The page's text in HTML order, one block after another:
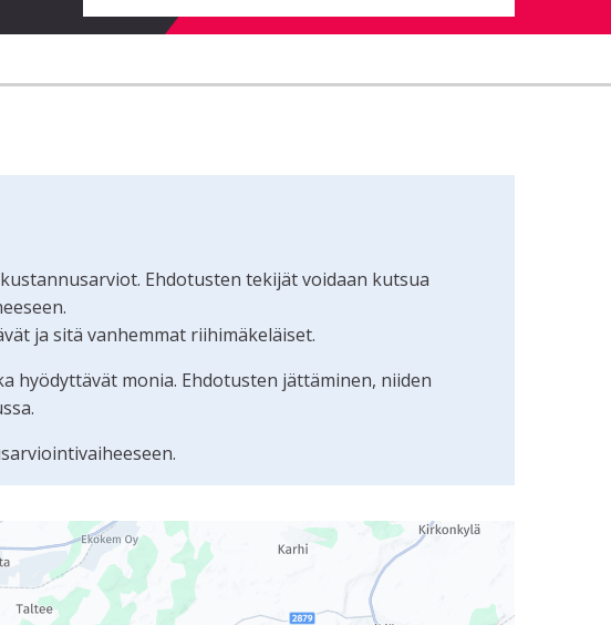
Ehdotusten tekijät voidaan kutsua
ja sitä vanhemmat riihimäkeläiset.
hyödyttävät monia. Ehdotusten jättäminen, niiden
käyttää ruudunlukijalla, mutta se voi olla vaikeaselkoinen.